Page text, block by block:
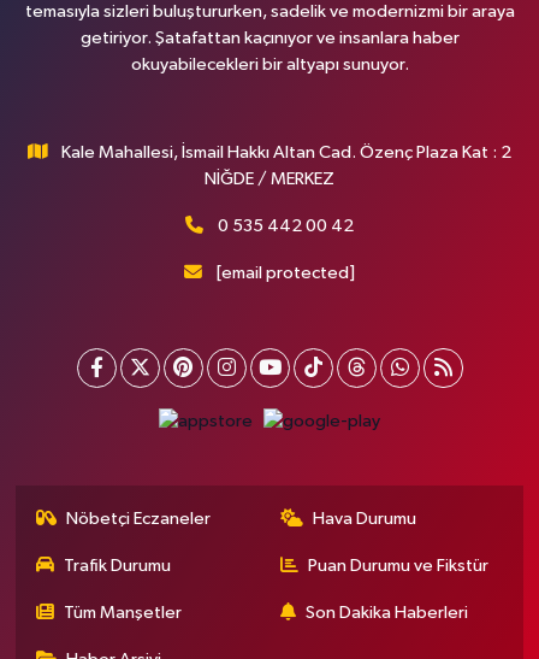
temasıyla sizleri buluştururken, sadelik ve modernizmi bir araya
getiriyor. Şatafattan kaçınıyor ve insanlara haber
okuyabilecekleri bir altyapı sunuyor.
Kale Mahallesi, İsmail Hakkı Altan Cad. Özenç Plaza Kat : 2
NİĞDE / MERKEZ
0 535 442 00 42
[email protected]
Nöbetçi Eczaneler Hava Durumu
Trafik Durumu Puan Durumu ve Fikstür
Tüm Manşetler Son Dakika Haberleri